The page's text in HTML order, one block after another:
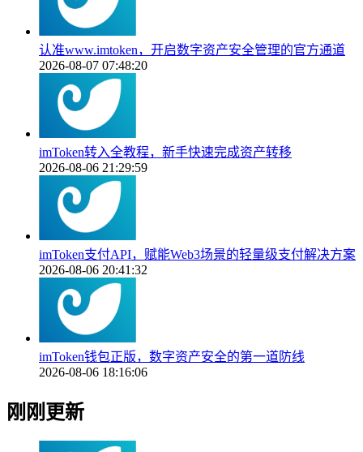
认准www.imtoken，开启数字资产安全管理的官方通道
2026-08-07 07:48:20
imToken转入全教程，新手快速完成资产转移
2026-08-06 21:29:59
imToken支付API，赋能Web3场景的轻量级支付解决方案
2026-08-06 20:41:32
imToken钱包正版，数字资产安全的第一道防线
2026-08-06 18:16:06
刚刚更新